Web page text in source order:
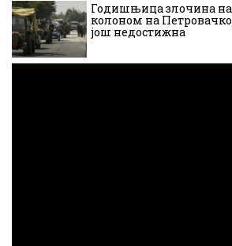
Годишњица злочина
колоном на
још недостижна